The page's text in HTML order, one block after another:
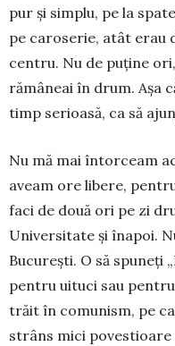
pur și simplu, pe la
pe ca­roserie, atât erau
centru. Nu de puține
rămâneai în drum. Așa
timp serioasă, ca să
Nu mă mai întorceam
aveam ore libere,
faci de două ori pe zi
Universitate și înapoi.
București. O să spuneți
pentru uituci sau
trăit în comunism, pe
strâns mici